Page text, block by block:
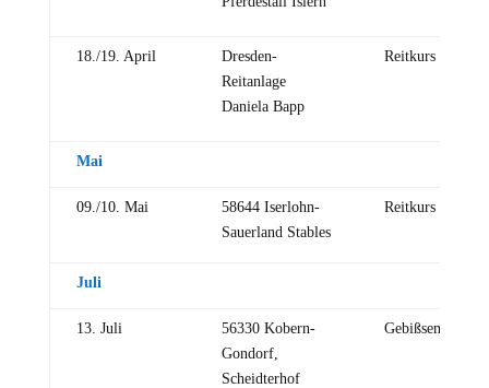
18./19. April
Dresden-
Reitanlage
Daniela Bapp
Reitkurs
Mai
09./10. Mai
58644 Iserlohn-
Sauerland Stables
Reitkurs
Juli
13. Juli
56330 Kobern-
Gondorf,
Scheidterhof
Gebißseminar